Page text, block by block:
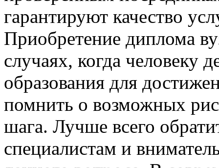
гарантируют качество
Приобретение диплома
случаях, когда человеку
образования для
помнить о возможных
шага. Лучше всего
специалистам и